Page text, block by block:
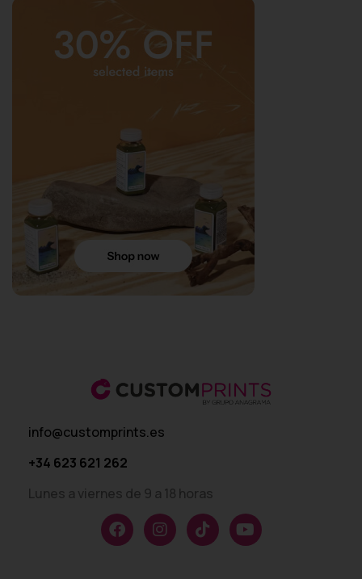
info@customprints.es
+34 623 621 262
Lunes a viernes de 9 a 18 horas